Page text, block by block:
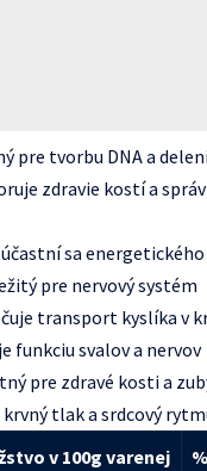
pre tvorbu DNA a
zdravie kostí a
sa
pre nervový systém
transport kyslíka v
funkciu svalov a nervov
pre zdravé kosti a
tlak a srdcový
v 100g varenej